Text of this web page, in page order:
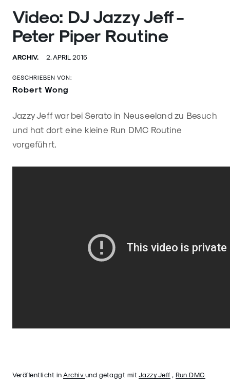
Video: DJ Jazzy Jeff -
Peter Piper Routine
ARCHIV. 2. APRIL 2015
GESCHRIEBEN VON:
Robert Wong
Jazzy Jeff war bei Serato in Neuseeland zu Besuch
und hat dort eine kleine Run DMC Routine
vorgeführt.
Veröffentlicht in Archiv und getaggt mit Jazzy Jeff Run DMC